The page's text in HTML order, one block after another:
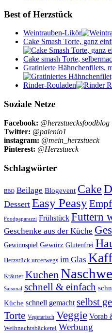
Best of Herzstück
Weintrauben-Likör
Cake Smash Torte, ganz
Cake smash Torte,
Gratinierte Hähnchenfilets,
Rinder-Rouladen
Soziale Netze
Facebook: @herzstuecksfoodblog
Twitter: @palenio1
instagram: @mein_herzstueck
Pinterest: @Herzstueck
Schlagwörter
BBQ Beilage Blogevent Cake
Dessert Easy Peasy
Foodpaparazzi Frühstück Futtern
Geschenke aus der Küche
Gewinnspiel Gewürz Glutenfrei
Herzstück unterwegs im Glas
Kräuter Kuchen
Saisonal schnell & einfach
Küche schnell gemacht selbst
Torte Vegetarisch Veggie Vorab
Weihnachtsbäckerei Werbung